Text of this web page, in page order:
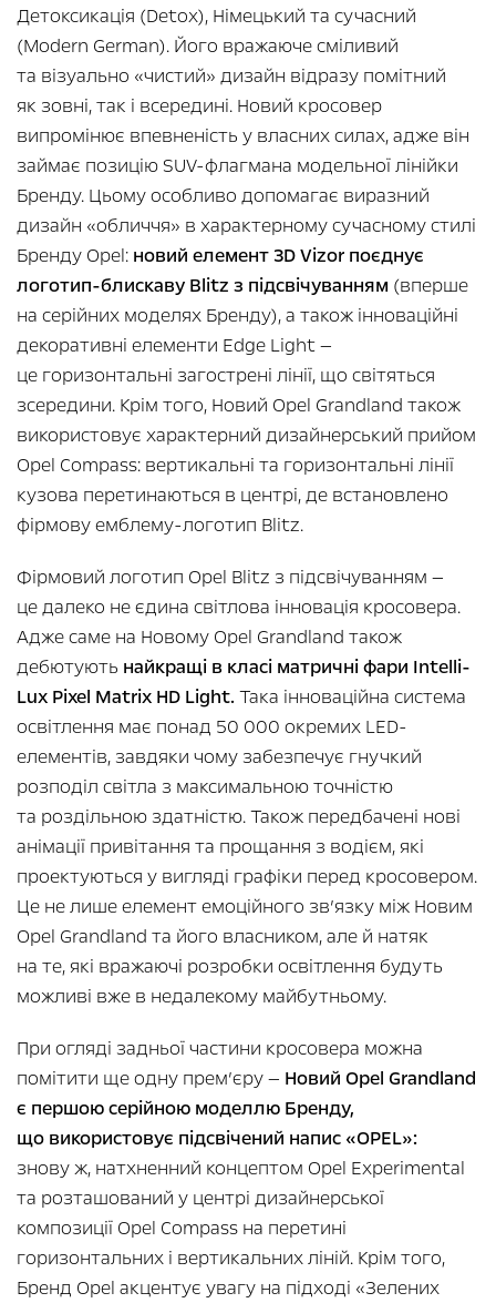
Детоксикація (Detox), Німецький та сучасний
(Modern German). Його вражаюче сміливий
та візуально «чистий» дизайн відразу помітний
як зовні, так і всередині. Новий кросовер
випромінює впевненість у власних силах, адже він
займає позицію SUV-флагмана модельної лінійки
Бренду. Цьому особливо допомагає виразний
дизайн «обличчя» в характерному сучасному стилі
Бренду Opel: новий елемент 3D Vizor поєднує
логотип-блискаву Blitz з підсвічуванням (вперше
на серійних моделях Бренду), а також інноваційні
декоративні елементи Edge Light —
це горизонтальні загострені лінії, що світяться
зсередини. Крім того, Новий Opel Grandland також
використовує характерний дизайнерський прийом
Opel Compass: вертикальні та горизонтальні лінії
кузова перетинаються в центрі, де встановлено
фірмову емблему-логотип Blitz.
Фірмовий логотип Opel Blitz з підсвічуванням —
це далеко не єдина світлова інновація кросовера.
Адже саме на Новому Opel Grandland також
дебютують найкращі в класі матричні фари Intelli-
Lux Pixel Matrix HD Light.Така інноваційна система
освітлення має понад 50 000 окремих LED-
елементів, завдяки чому забезпечує гнучкий
розподіл світла з максимальною точністю
та роздільною здатністю. Також передбачені нові
анімації привітання та прощання з водієм, які
проектуються у вигляді графіки перед кросовером.
Це не лише елемент емоційного зв’язку між Новим
Opel Grandland та його власником, але й натяк
на те, які вражаючі розробки освітлення будуть
можливі вже в недалекому майбутньому.
При огляді задньої частини кросовера можна
помітити ще одну прем’єру — Новий Opel Grandland
є першою серійною моделлю Бренду,
що використовує підсвічений напис «OPEL»:
знову ж, натхненний концептом Opel Experimental
та розташований у центрі дизайнерської
композиції Opel Compass на перетині
горизонтальних і вертикальних ліній. Крім того,
Бренд Opel акцентує увагу на підході «Зелених